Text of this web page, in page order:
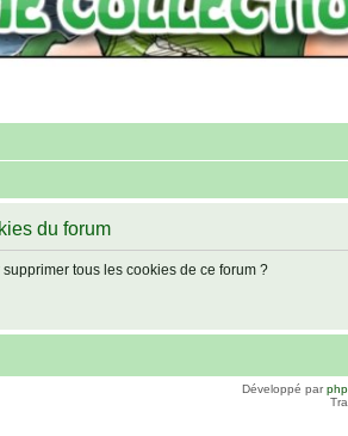
du forum
tous les cookies de ce forum ?
Développé par